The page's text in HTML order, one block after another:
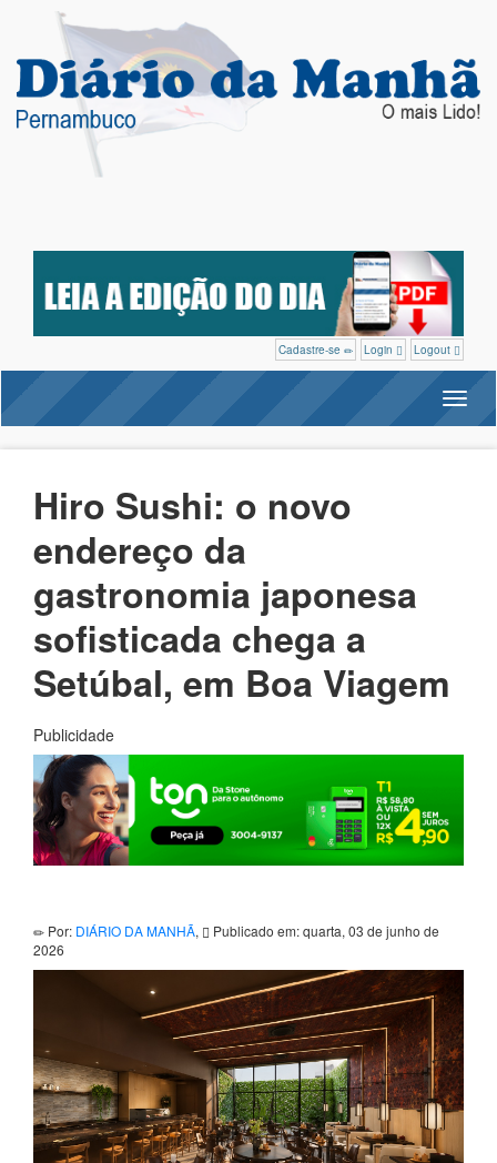
Cadastre-se Login Logout
Hiro Sushi: o novo
endereço da
gastronomia japonesa
sofisticada chega a
Setúbal, em Boa Viagem
Publicidade
Por: DIÁRIO DA MANHÃ,
Publicado em: quarta, 03 de junho de
2026